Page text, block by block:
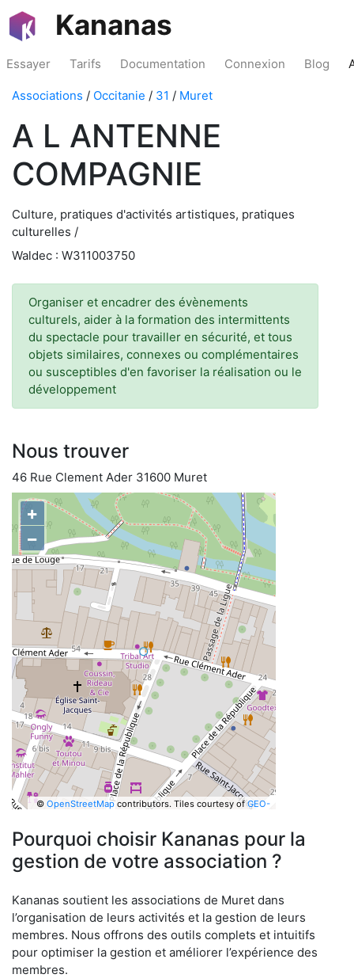
Kananas
Essayer Tarifs Documentation Connexion Blog
Associations / Occitanie / 31 / Muret
A L ANTENNE
COMPAGNIE
Culture, pratiques d'activités artistiques, pratiques
culturelles /
Waldec : W311003750
Organiser et encadrer des évènements
culturels, aider à la formation des intermittents
du spectacle pour travailler en sécurité, et tous
objets similaires, connexes ou complémentaires
ou susceptibles d'en favoriser la réalisation ou le
développement
Nous trouver
46 Rue Clement Ader 31600 Muret
+
−
© OpenStreetMapcontributors. Tiles courtesy ofGEO-
Pourquoi choisir Kananas pour la
gestion de votre association ?
Kananas soutient les associations de Muret dans
l’organisation de leurs activités et la gestion de leurs
membres. Nous offrons des outils complets et intuitifs
pour optimiser la gestion et améliorer l’expérience des
membres.